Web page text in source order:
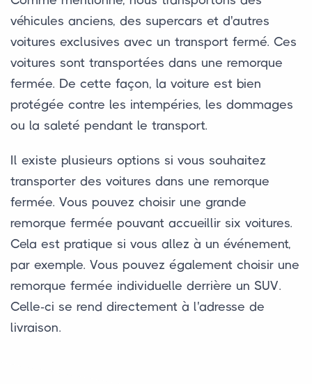
véhicules anciens, des supercars et d'autres
voitures exclusives avec un transport fermé. Ces
voitures sont transportées dans une remorque
fermée. De cette façon, la voiture est bien
protégée contre les intempéries, les dommages
ou la saleté pendant le transport.
Il existe plusieurs options si vous souhaitez
transporter des voitures dans une remorque
fermée. Vous pouvez choisir une grande
remorque fermée pouvant accueillir six voitures.
Cela est pratique si vous allez à un événement,
par exemple. Vous pouvez également choisir une
remorque fermée individuelle derrière un SUV.
Celle-ci se rend directement à l'adresse de
livraison.